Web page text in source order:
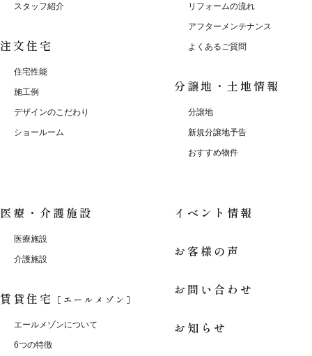
スタッフ紹介
注文住宅
住宅性能
施工例
デザインのこだわり
ショールーム
リフォームの流れ
アフターメンテナンス
よくあるご質問
分譲地・土地情報
分譲地
新規分譲地予告
おすすめ物件
医療・介護施設
医療施設
介護施設
賃貸住宅 ［エールメゾン］
エールメゾンについて
6つの特徴
イベント情報
お客様の声
お問い合わせ
お知らせ